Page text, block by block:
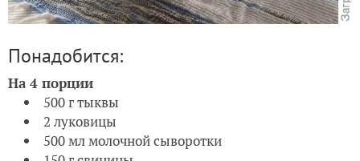
Понадобится:
На 4 порции
500 г тыквы
2 луковицы
500 мл молочной сыворотки